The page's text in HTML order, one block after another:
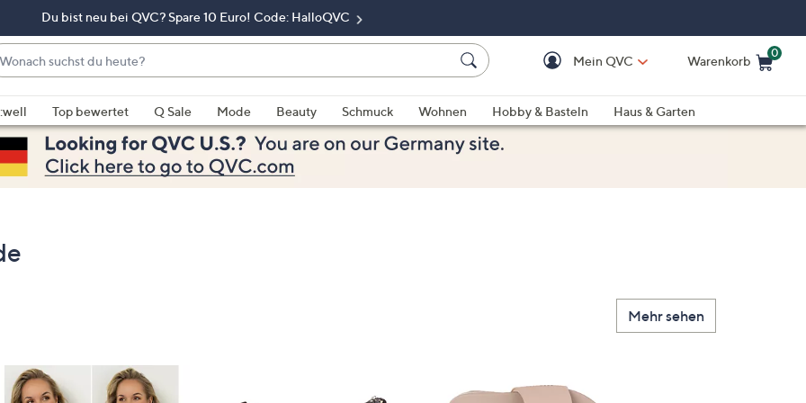
Du bist neu bei QVC? Spare 10 Euro! Code: HalloQVC
Mein QVC Warenkorb
0
Top bewertet Q Sale Mode Beauty Schmuck Wohnen Hobby & Basteln
Haus & Garten
Mehr sehen